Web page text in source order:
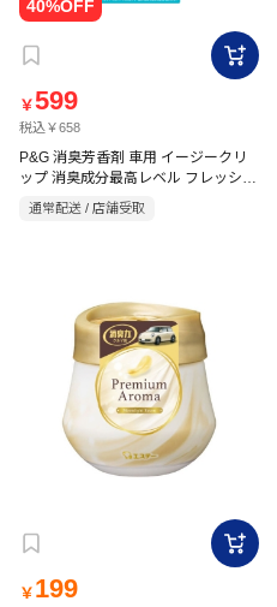
￥599
税込￥658
P&G 消臭芳香剤 車用 イージークリ
ップ 消臭成分最高レベル フレッシュ
ブーケ 2.5ml×2
通常配送 / 店舗受取
￥ 199